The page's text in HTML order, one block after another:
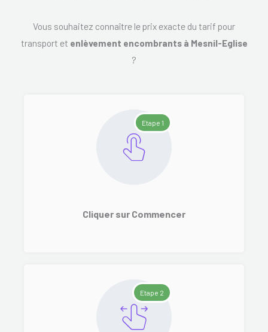
Vous souhaitez connaître le prix exacte du tarif pour
transport et enlèvement encombrants à Mesnil-Eglise
?
Etape 1
Cliquer sur Commencer
Etape 2